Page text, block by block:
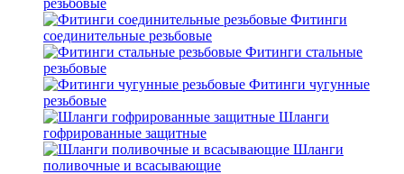
резьбовые
Фитинги
соединительные резьбовые
Фитинги стальные
резьбовые
Фитинги чугунные
резьбовые
Шланги
гофрированные защитные
Шланги
поливочные и всасывающие